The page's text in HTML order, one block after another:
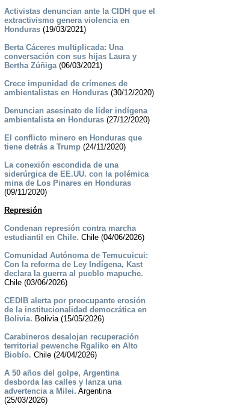
Activistas denuncian ante la CIDH que el
extractivismo genera violencia en
Honduras(19/03/2021)
Berta Cáceres multiplicada: Una
conversación con sus hijas Laura y
Bertha Zúñiga(06/03/2021)
Crece impunidad de crímenes de
ambientalistas en Honduras(30/12/2020)
Denuncian asesinato de líder indígena
ambientalista en Honduras(27/12/2020)
El conflicto minero en Honduras que
tiene detrás a Trump(24/11/2020)
La conexión escondida de una
siderúrgica de EE.UU. con la polémica
mina de Los Pinares en Honduras
(09/11/2020)
Represión
Condenan represión contra marcha
estudiantil en Chile. Chile (04/06/2026)
Comunidad Autónoma de Temucuicui:
Con la reforma de Ley Indígena, Kast
declara la guerra al pueblo mapuche.
Chile (03/06/2026)
CEDIB alerta por preocupante erosión
de la institucionalidad democrática en
Bolivia. Bolivia (15/05/2026)
Carabineros desalojan recuperación
territorial pewenche Rgaliko en Alto
Biobío. Chile (24/04/2026)
A 50 años del golpe, Argentina
desborda las calles y lanza una
advertencia a Milei. Argentina
(25/03/2026)